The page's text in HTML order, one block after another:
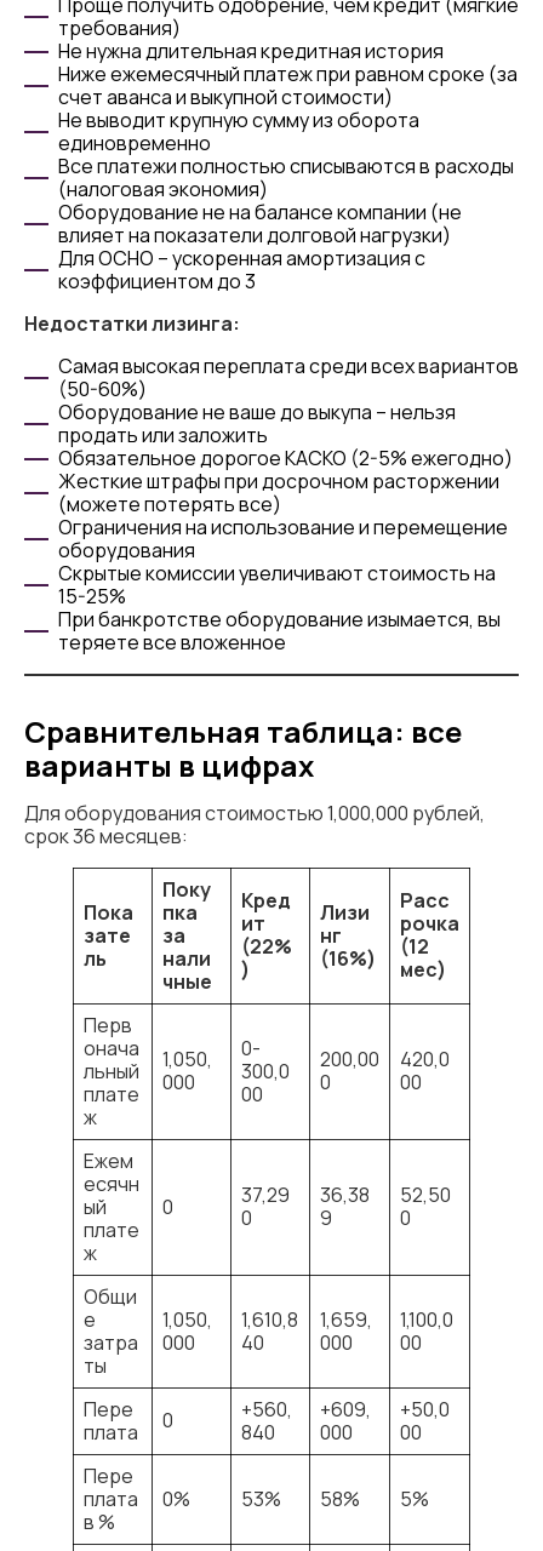
требования)
Не нужна длительная кредитная история
Ниже ежемесячный платеж при равном сроке (за
счет аванса и выкупной стоимости)
Не выводит крупную сумму из оборота
единовременно
Все платежи полностью списываются в расходы
(налоговая экономия)
Оборудование не на балансе компании (не
влияет на показатели долговой нагрузки)
Для ОСНО – ускоренная амортизация с
коэффициентом до 3
Недостатки лизинга:
Самая высокая переплата среди всех вариантов
(50-60%)
Оборудование не ваше до выкупа – нельзя
продать или заложить
Обязательное дорогое КАСКО (2-5% ежегодно)
Жесткие штрафы при досрочном расторжении
(можете потерять все)
Ограничения на использование и перемещение
оборудования
Скрытые комиссии увеличивают стоимость на
15-25%
При банкротстве оборудование изымается, вы
теряете все вложенное
​Сравнительная таблица: все
варианты в цифрах
Для оборудования стоимостью 1,000,000 рублей,
срок 36 месяцев:
Пока
зате
ль
Поку
пка
за
нали
чные
Кред
ит
(22%
)
Лизи
нг
(16%)
Расс
рочка
(12
мес)
Перв
онача
льный
плате
ж
1,050,
000
0-
300,0
00
200,00
0
420,0
00
Ежем
есячн
ый
плате
ж
0
37,29
0
36,38
9
52,50
0
Общи
е
затра
ты
1,050,
000
1,610,8
40
1,659,
000
1,100,0
00
Пере
плата
0
+560,
840
+609,
000
+50,0
00
Пере
плата
в %
0% 53% 58% 5%